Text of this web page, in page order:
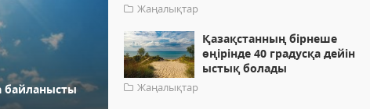
байланысты
Жаңалықтар
Қазақстанның бірнеше
өңірінде 40 градусқа дейін
ыстық болады
Жаңалықтар